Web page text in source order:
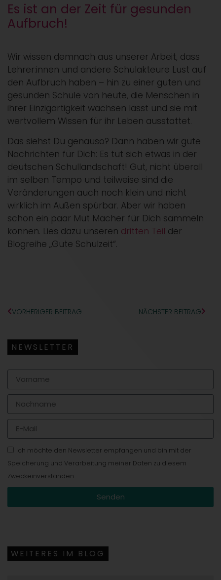
Es ist an der Zeit für gesunden
Aufbruch!
Wir wissen demnach aus unserer Arbeit, dass
Lehrer:innen und andere Schulakteure Lust auf
den Aufbruch haben – hin zu einer guten und
gesunden Schule von heute, die Menschen in
ihrer Einzigartigkeit wachsen lässt und sie mit
wertvollem Wissen für ihr Leben ausstattet.
Das siehst Du genauso? Dann haben wir gute
Nachrichten für Dich: Es tut sich etwas in der
deutschen Schullandschaft! Gut, nicht überall
im selben Tempo und teilweise sind die
Veränderungen auch noch klein und nicht
wirklich im Außen spürbar. Aber wir haben
schon ein paar Mut Macher für Dich sammeln
können. Lies dazu unseren dritten Teil der
Blogreihe „Gute Schulzeit“.
VORHERIGER BEITRAG NÄCHSTER BEITRAG
NEWSLETTER
Ich möchte den Newsletter empfangen und bin mit der
Speicherung und Verarbeitung meiner Daten zu diesem
Zweckeinverstanden.
Senden
WEITERES IM BLOG